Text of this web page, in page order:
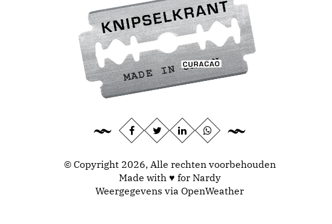
© Copyright 2026, Alle rechten voorbehouden
Made with ♥ for Nardy
Weergegevens via OpenWeather